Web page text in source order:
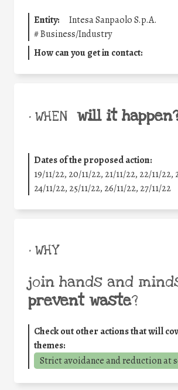
Entity:
Intesa Sanpaolo S.p.A.
#Business/Industry
How can you get in contact:
• WHEN will it
Dates of the proposed action:
19/11/22, 20/11/22, 21/11/22, 22/11/22,
24/11/22, 25/11/22, 26/11/22, 27/11/22
• WHY
join hands and
prevent waste?
Check out other actions that will
themes:
Strict avoidance and reduction at